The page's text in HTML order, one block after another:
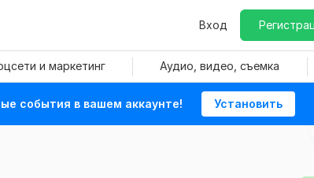
Вход
и маркетинг Аудио, видео, съемка
события в вашем аккаунте! Установить